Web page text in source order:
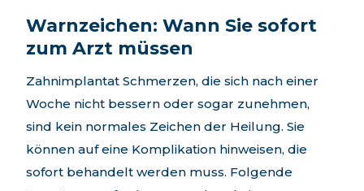
Warnzeichen: Wann Sie sofort
zum Arzt müssen
Zahnimplantat Schmerzen, die sich nach einer
Woche nicht bessern oder sogar zunehmen,
sind kein normales Zeichen der Heilung. Sie
können auf eine Komplikation hinweisen, die
sofort behandelt werden muss. Folgende